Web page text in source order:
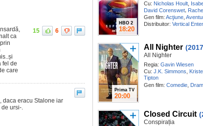
ca
fel de
care
15 6
daca eracu Stalone iar
de ursi-.
HBO 2
18:20
Cu: Nicholas Hoult
David Corenswet,
Gen film: Acţiune
Distribuitor: Vertical
Prima TV
20:00
All Nighter
All Nighter
Regia: Gavin Wiesen
Cu: J.K. Simmons
Tipton
Gen film: Comedie
Closed Circuit
Conspirația